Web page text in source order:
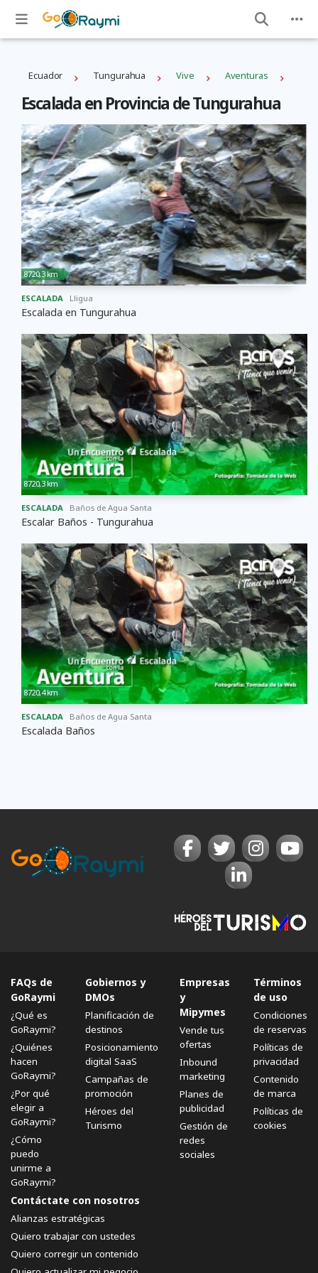
Ecuador Tungurahua Vive Aventuras
Escalada en Provincia de Tungurahua
8720,3 km
ESCALADA Lligua
Escalada en Tungurahua
8720,3 km
ESCALADA Baños de Agua Santa
Escalar Baños - Tungurahua
8720,4 km
ESCALADA Baños de Agua Santa
Escalada Baños
FAQs de
GoRaymi
¿Qué es
GoRaymi?
¿Quiénes
hacen
GoRaymi?
¿Por qué
elegir a
GoRaymi?
¿Cómo
puedo
unirme a
GoRaymi?
Gobiernos y
DMOs
Planificación de
destinos
Posicionamiento
digital SaaS
Campañas de
promoción
Héroes del
Turismo
Empresas
y
Mipymes
Vende tus
ofertas
Inbound
marketing
Planes de
publicidad
Gestión de
redes
sociales
Términos
de uso
Condiciones
de reservas
Políticas de
privacidad
Contenido
de marca
Políticas de
cookies
Contáctate con nosotros
Alianzas estratégicas
Quiero trabajar con ustedes
Quiero corregir un contenido